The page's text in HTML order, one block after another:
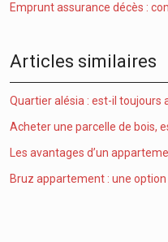
Emprunt assurance décès :
Articles similaires
Quartier alésia : est-il
Acheter une parcelle de bois,
Les avantages d’un
Bruz appartement : une